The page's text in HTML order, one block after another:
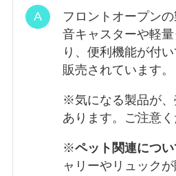
フロントオープン
音キャスターや軽
り、便利機能が付
販売されています。
※気になる製品が、
あります。ご注意く
※ペット関連につ
ャリーやリュック